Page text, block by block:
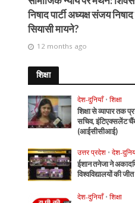
निषाद पार्टी अध्यक्ष संजय
सियासी मायने?
12 months ago
शिक्षा
देश-दुनियाँ • शिक्षा
शिक्षा से व्यापार तक
सचिव, इंटिएक्सलेंट
(आईसीसीआई)
उत्तर प्रदेश • देश-
ईशान तनेजा ने
विश्वविद्यालयों की जीत
देश-दुनियाँ • शिक्षा